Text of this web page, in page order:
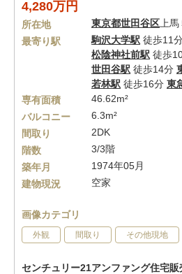
4,280万円
所在地 東京都世田谷区 上
最寄り駅
駒沢大学駅 徒歩11
松陰神社前駅 徒歩
世田谷駅 徒歩14分
若林駅 徒歩16分 東
専有面積
46.62m²
バルコニー
6.3m²
間取り
2DK
階数
3/3階
築年月
1974年05月
建物現況
空家
画像カテゴリ
外観 間取り その他現地
センチュリー21アンファング住宅販